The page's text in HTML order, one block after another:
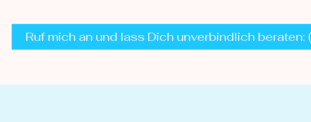
Ruf mich an und lass Dich unverbindlich